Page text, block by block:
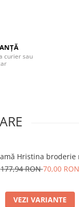
curier sau
Hristina broderie
177,94 RON70,00 RON
VEZI VARIANTE